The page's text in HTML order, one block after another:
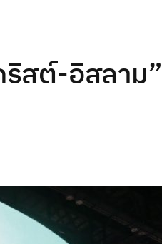
สต์-อิสลาม”